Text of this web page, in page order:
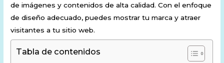
de imágenes y contenidos de alta calidad. Con el enfoque
de diseño adecuado, puedes mostrar tu marca y atraer
visitantes a tu sitio web.
Tabla de contenidos